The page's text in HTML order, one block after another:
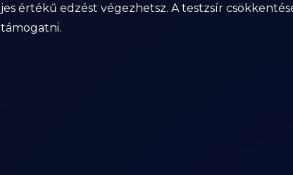
értékű edzést végezhetsz. A testzsír